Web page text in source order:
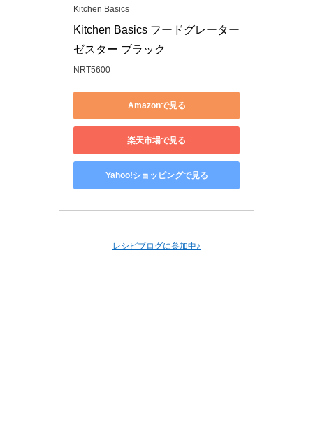
Kitchen Basics
Kitchen Basics フードグレーター
ゼスター ブラック
NRT5600
Amazonで見る
楽天市場で見る
Yahoo!ショッピングで見る
レシピブログに参加中♪